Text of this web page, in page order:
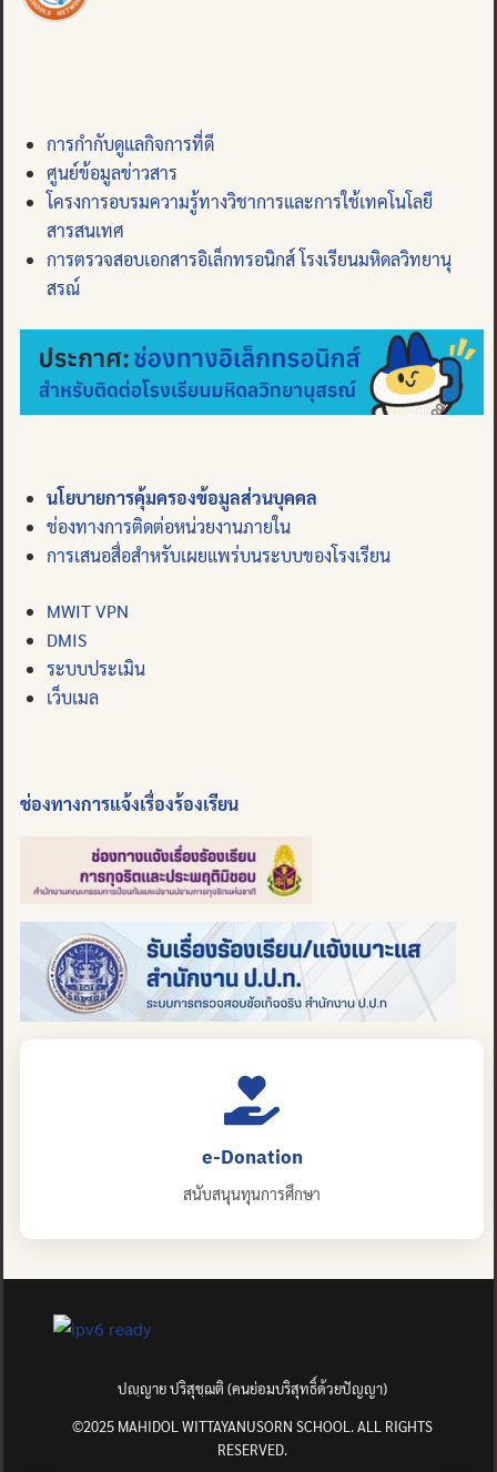
การกำกับดูแลกิจการที่ดี
ศูนย์ข้อมูลข่าวสาร
โครงการอบรมความรู้ทางวิชาการและการใช้เทคโนโลยี
สารสนเทศ
การตรวจสอบเอกสารอิเล็กทรอนิกส์ โรงเรียนมหิดลวิทยานุ
สรณ์
นโยบายการคุ้มครองข้อมูลส่วนบุคคล
ช่องทางการติดต่อหน่วยงานภายใน
การเสนอสื่อสำหรับเผยแพร่บนระบบของโรงเรียน
MWIT VPN
DMIS
ระบบประเมิน
เว็บเมล
ช่องทางการแจ้งเรื่องร้องเรียน
e-Donation
สนับสนุนทุนการศึกษา
ปญฺญาย ปริสุชฺฌติ (คนย่อมบริสุทธิ์ด้วยปัญญา)
©2025 MAHIDOL WITTAYANUSORN SCHOOL. ALL RIGHTS
RESERVED.